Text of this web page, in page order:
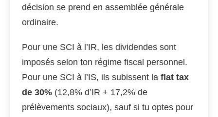
décision se prend en assemblée générale
ordinaire.
Pour une SCI à l’IR, les dividendes sont
imposés selon ton régime fiscal personnel.
Pour une SCI à l’IS, ils subissent la flat tax
de 30% (12,8% d’IR + 17,2% de
prélèvements sociaux), sauf si tu optes pour